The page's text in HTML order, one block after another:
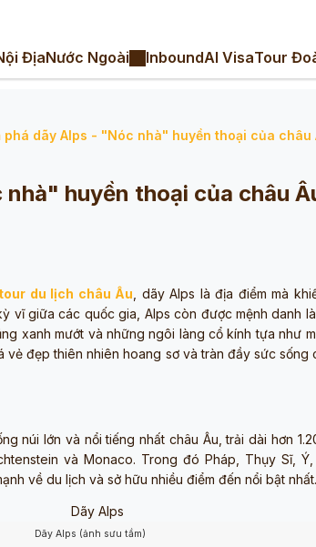
ĐịaNước Ngoài InboundAI VisaTour
phá dãy Alps - "Nóc nhà" huyền thoại của châu
huyền thoại của châu
tour du lịch châu Âu , dãy Alps là địa điểm mà
vĩ giữa các quốc gia, Alps còn được mệnh danh
xanh mướt và những ngôi làng cổ kính tựa như
vẻ đẹp thiên nhiên hoang sơ và tràn đầy sức sống
núi lớn và nổi tiếng nhất châu Âu, trải dài hơn
và Monaco. Trong đó Pháp, Thụy Sĩ,
về du lịch và sở hữu nhiều điểm đến nổi bật nhất.
Dãy Alps (ảnh sưu tầm)